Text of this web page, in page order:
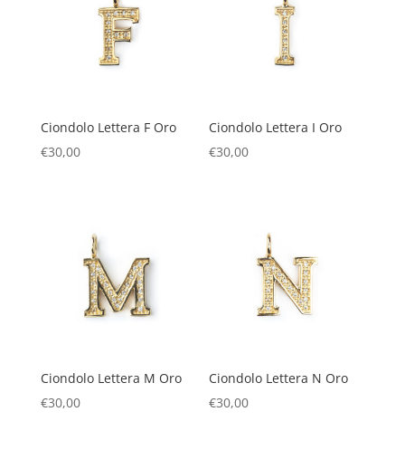
Ciondolo Lettera F Oro
€30,00
Ciondolo Lettera I Oro
€30,00
Ciondolo Lettera M Oro
€30,00
Ciondolo Lettera N Oro
€30,00